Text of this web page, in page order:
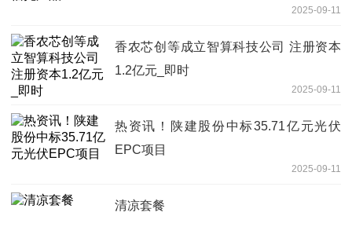
2025-09-11
香农芯创等成立智算科技公司 注册资本
1.2亿元_即时
2025-09-11
热资讯！陕建股份中标35.71亿元光伏
EPC项目
2025-09-11
清凉套餐